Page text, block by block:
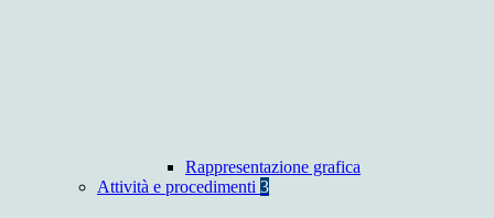
Rappresentazione grafica
Attività e procedimenti 3